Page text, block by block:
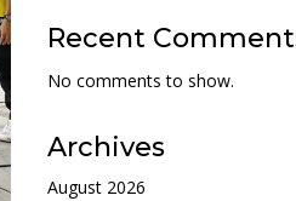
Recent
No comments to show.
Archives
August 2026